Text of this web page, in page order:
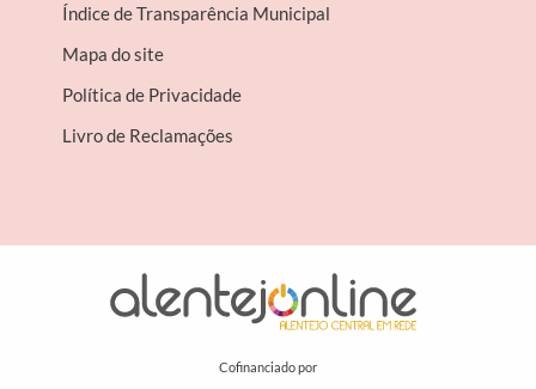
Índice de Transparência Municipal
Mapa do site
Política de Privacidade
Livro de Reclamações
Cofinanciado por